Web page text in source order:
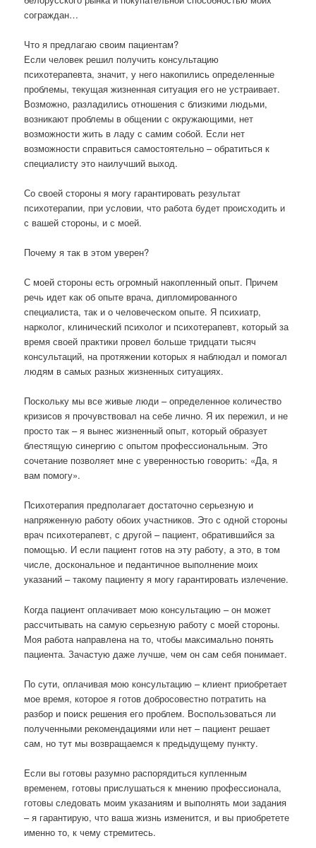
сограждан…
Что я предлагаю своим пациентам?
Если человек решил получить консультацию
психотерапевта, значит, у него накопились определенные
проблемы, текущая жизненная ситуация его не устраивает.
Возможно, разладились отношения с близкими людьми,
возникают проблемы в общении с окружающими, нет
возможности жить в ладу с самим собой. Если нет
возможности справиться самостоятельно – обратиться к
специалисту это наилучший выход.
Со своей стороны я могу гарантировать результат
психотерапии, при условии, что работа будет происходить и
с вашей стороны, и с моей.
Почему я так в этом уверен?
С моей стороны есть огромный накопленный опыт. Причем
речь идет как об опыте врача, дипломированного
специалиста, так и о человеческом опыте. Я психиатр,
нарколог, клинический психолог и психотерапевт, который за
время своей практики провел больше тридцати тысяч
консультаций, на протяжении которых я наблюдал и помогал
людям в самых разных жизненных ситуациях.
Поскольку мы все живые люди – определенное количество
кризисов я прочувствовал на себе лично. Я их пережил, и не
просто так – я вынес жизненный опыт, который образует
блестящую синергию с опытом профессиональным. Это
сочетание позволяет мне с уверенностью говорить: «Да, я
вам помогу».
Психотерапия предполагает достаточно серьезную и
напряженную работу обоих участников. Это с одной стороны
врач психотерапевт, с другой – пациент, обратившийся за
помощью. И если пациент готов на эту работу, а это, в том
числе, доскональное и педантичное выполнение моих
указаний – такому пациенту я могу гарантировать излечение.
Когда пациент оплачивает мою консультацию – он может
рассчитывать на самую серьезную работу с моей стороны.
Моя работа направлена на то, чтобы максимально понять
пациента. Зачастую даже лучше, чем он сам себя понимает.
По сути, оплачивая мою консультацию – клиент приобретает
мое время, которое я готов добросовестно потратить на
разбор и поиск решения его проблем. Воспользоваться ли
полученными рекомендациями или нет – пациент решает
сам, но тут мы возвращаемся к предыдущему пункту.
Если вы готовы разумно распорядиться купленным
временем, готовы прислушаться к мнению профессионала,
готовы следовать моим указаниям и выполнять мои задания
– я гарантирую, что ваша жизнь изменится, и вы приобретете
именно то, к чему стремитесь.